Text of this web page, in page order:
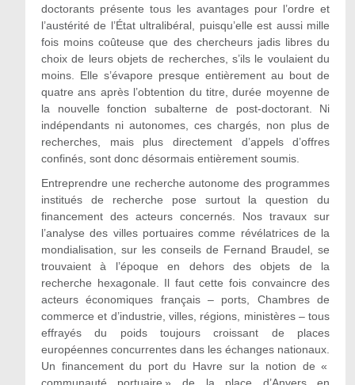
doctorants présente tous les avantages pour l’ordre et
l’austérité de l’État ultralibéral, puisqu’elle est aussi mille
fois moins coûteuse que des chercheurs jadis libres du
choix de leurs objets de recherches, s’ils le voulaient du
moins. Elle s’évapore presque entièrement au bout de
quatre ans après l’obtention du titre, durée moyenne de
la nouvelle fonction subalterne de post-doctorant. Ni
indépendants ni autonomes, ces chargés, non plus de
recherches, mais plus directement d’appels d’offres
confinés, sont donc désormais entièrement soumis.
Entreprendre une recherche autonome des programmes
institués de recherche pose surtout la question du
financement des acteurs concernés. Nos travaux sur
l’analyse des villes portuaires comme révélatrices de la
mondialisation, sur les conseils de Fernand Braudel, se
trouvaient à l’époque en dehors des objets de la
recherche hexagonale. Il faut cette fois convaincre des
acteurs économiques français – ports, Chambres de
commerce et d’industrie, villes, régions, ministères – tous
effrayés du poids toujours croissant de places
européennes concurrentes dans les échanges nationaux.
Un financement du port du Havre sur la notion de «